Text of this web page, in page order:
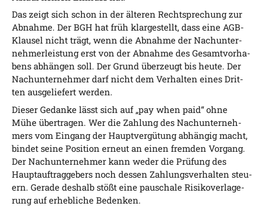
Das zeigt sich schon in der älte­ren Recht­spre­chung zur
Abnah­me. Der BGH hat früh klar­ge­stellt, dass eine AGB-
Klau­sel nicht trägt, wenn die Abnah­me der Nach­un­ter­
neh­mer­leis­tung erst von der Abnah­me des Gesamt­vor­ha­
bens abhän­gen soll. Der Grund über­zeugt bis heu­te. Der
Nach­un­ter­neh­mer darf nicht dem Ver­hal­ten eines Drit­
ten aus­ge­lie­fert werden.
Die­ser Gedan­ke lässt sich auf „pay when paid“ ohne
Mühe über­tra­gen. Wer die Zah­lung des Nach­un­ter­neh­
mers vom Ein­gang der Haupt­ver­gü­tung abhän­gig macht,
bin­det sei­ne Posi­ti­on erneut an einen frem­den Vor­gang.
Der Nach­un­ter­neh­mer kann weder die Prü­fung des
Haupt­auf­trag­ge­bers noch des­sen Zah­lungs­ver­hal­ten steu­
ern. Gera­de des­halb stößt eine pau­scha­le Risi­ko­ver­la­ge­
rung auf erheb­li­che Bedenken.